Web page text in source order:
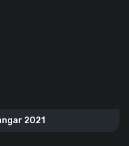
2021